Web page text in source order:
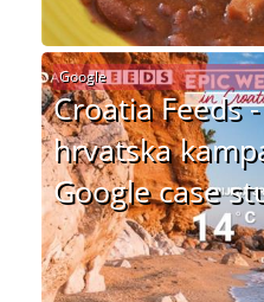
Croatia Feeds
hrvatska
Google case
Google